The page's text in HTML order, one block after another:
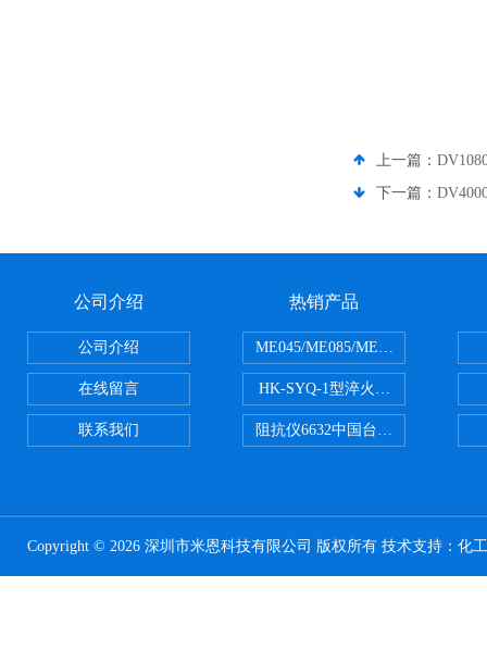
上一篇：
下一篇：
公司介绍
公司介绍
在线留言
联系我们
热销产品
ME045/ME085/ME150ME系列
HK-SYQ-1型淬火介质冷却性能测
阻抗仪6632中国台湾益和
Copyright © 2026 深圳市米恩科技有限公司 版权所有 技术支持： 化